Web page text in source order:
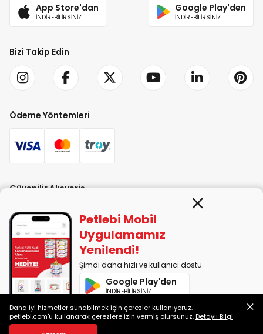
App Store'dan
İNDİREBİLİRSİNİZ
Google Play'den
İNDİREBİLİRSİNİZ
Bizi Takip Edin
Ödeme Yöntemleri
Güvenilir Alışveriş
PETLEBİ EVCİL HAYVAN ÜRÜNLERİ PAZ. SAN. TİC. LTD. ŞTİ. Alaşarköy Mah.
1. Alaşar Cad. No: 9 Osmangazi/Bursa
2014-2026 © petlebi.com v11.89.0
Petlebi Mobil
Uygulamamız
Yenilendi!
Şimdi daha hızlı ve kullanıcı dostu
Google Play'den
İNDİREBİLİRSİNİZ
App Store'dan
Daha iyi hizmetler sunabilmek için çerezler kullanıyoruz.
petlebi.com'u kullanarak çerezlere izin vermiş olursunuz.Detaylı Bilgi